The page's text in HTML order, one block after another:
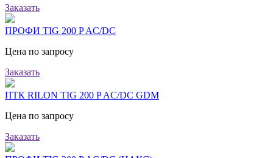
Заказать
ПРОФИ TIG 200 P AC/DC
Цена по запросу
Заказать
ПТК RILON TIG 200 P AC/DC GDM
Цена по запросу
Заказать